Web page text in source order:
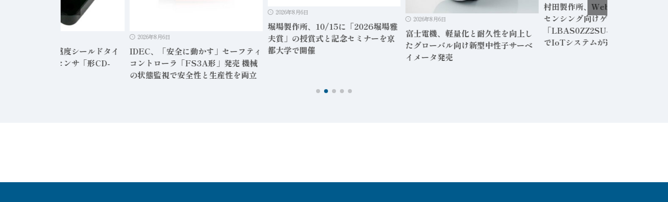
サテック、高感度シールドタイ
電容量形近接センサ「形CD-
2026年8月6日
IDEC、「安全に動かす」セーフティ
コントローラ「FS3A形」発売 機械
の状態監視で安全性と生産性を両立
2026年8月6日
堀場製作所、10/15に「2026堀場雅
夫賞」の授賞式と記念セミナーを京
都大学で開催
2026年8月6日
富士電機、軽量化と耐久性を向上し
たグローバル向け新型中性子サーベ
イメータ発売
村田製作所、Webアプリ内蔵の無
センシング向けゲートウェイ
「LBAS0ZZ2SU-001」専用PC
でIoTシステムが運用可能に